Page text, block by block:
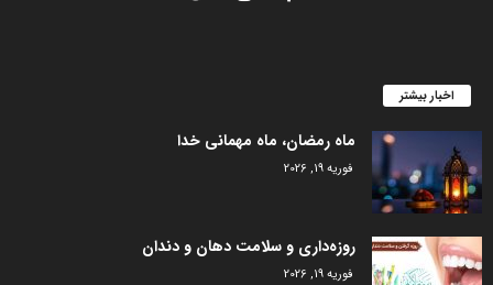
اخبار بیشتر
ماه رمضان، ماه مهمانی خدا
فوریه 19, 2026
روزه‌داری و سلامت دهان و دندان
فوریه 19, 2026